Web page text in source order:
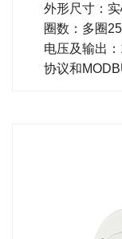
外形尺寸：
圈数：多圈
电压及输出
协议和